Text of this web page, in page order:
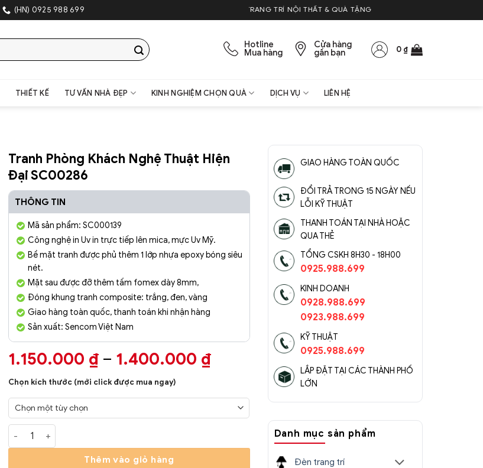
(HN) 0925 988 699 SHOWROOM TRANG TRÍ NỘI THẤT & QUÀ TẶNG
Hotline
Mua hàng
Cửa hàng
gần bạn 0 ₫
THIẾT KẾ TƯ VẤN NHÀ ĐẸP KINH NGHIỆM CHỌN QUÀ DỊCH VỤ LIÊN HỆ
Tranh Phòng Khách Nghệ Thuật Hiện
Đại SC00286
THÔNG TIN
Mã sản phẩm: SC000139
Công nghệ in Uv in trực tiếp lên mica, mực Uv Mỹ.
Bề mặt tranh được phủ thêm 1 lớp nhựa epoxy bóng siêu
nét.
Mặt sau được đỡ thêm tấm fomex dày 8mm,
Đóng khung tranh composite: trắng, đen, vàng
Giao hàng toàn quốc, thanh toán khi nhận hàng
Sản xuất: Sencom Việt Nam
1.150.000 ₫ – 1.400.000 ₫Khoảng
1.150.000 ₫
đến
1.400.000 ₫
Chọn kích thước (mới click được mua ngay)
Tranh Phòng Khách Nghệ Thuật Hiện Đại SC00286 số lượng
Thêm vào giỏ hàng
GIAO HÀNG TOÀN QUỐC
ĐỔI TRẢ TRONG 15 NGÀY NẾU
LỖI KỸ THUẬT
THANH TOÁN TẠI NHÀ HOẶC
QUA THẺ
TỔNG CSKH 8H30 - 18H00
0925.988.699
KINH DOANH
0928.988.699
0923.988.699
KỸ THUẬT
0925.988.699
LẮP ĐẶT TẠI CÁC THÀNH PHỐ
LỚN
Danh mục sản phẩm
Đèn trang trí